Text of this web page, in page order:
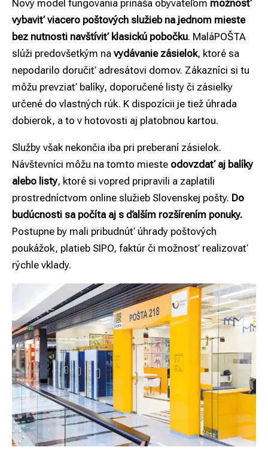
Nový model fungovania prináša obyvateľom možnosť
vybaviť viacero poštových služieb na jednom mieste
bez nutnosti navštíviť klasickú pobočku. MaláPOŠTA
slúži predovšetkým na vydávanie zásielok, ktoré sa
nepodarilo doručiť adresátovi domov. Zákazníci si tu
môžu prevziať balíky, doporučené listy či zásielky
určené do vlastných rúk. K dispozícii je tiež úhrada
dobierok, a to v hotovosti aj platobnou kartou.
Služby však nekončia iba pri preberaní zásielok.
Návštevníci môžu na tomto mieste odovzdať aj balíky
alebo listy, ktoré si vopred pripravili a zaplatili
prostredníctvom online služieb Slovenskej pošty. Do
budúcnosti sa počíta aj s ďalším rozšírením ponuky.
Postupne by mali pribudnúť úhrady poštových
poukážok, platieb SIPO, faktúr či možnosť realizovať
rýchle vklady.